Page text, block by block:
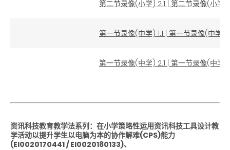
第二节录像(小学) 2.1 | 第二节录像(小学)
第一节录像(中学) 1.1 | 第一节录像(中学)
第一节录像(中学) 2.1 | 第一节录像(中学)
资讯科技教育教学法系列：在小学策略性运用资讯科技工具设计教
学活动以提升学生以电脑为本的协作解难(CPS)能力
(EI0020170441 / EI0020180133)、